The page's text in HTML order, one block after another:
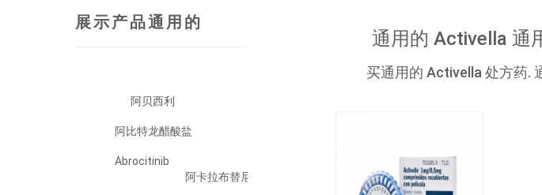
展示产品通用的
阿贝西利
阿比特龙醋酸盐
Abrocitinib
阿卡拉布替尼
通用的 Activella 通
买通用的 Activella 处方药.